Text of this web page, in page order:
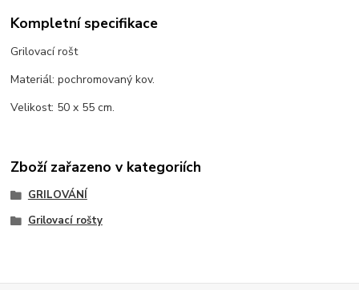
Kompletní specifikace
Grilovací rošt
Materiál: pochromovaný kov.
Velikost: 50 x 55 cm.
Zboží zařazeno v kategoriích
GRILOVÁNÍ
Grilovací rošty